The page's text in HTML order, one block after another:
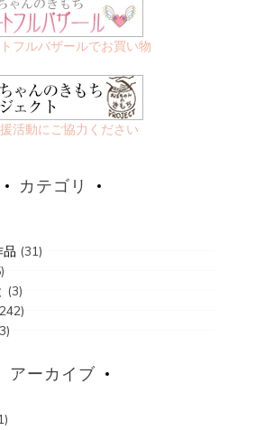
フルバザールでお買い物
活動にご協力ください
カテゴリ
品 (31)
(3)
アーカイブ